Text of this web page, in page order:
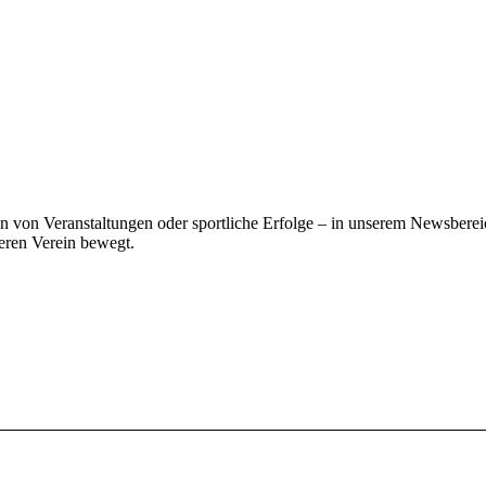
von Veranstaltungen oder sportliche Erfolge – in unserem
Verein bewegt.